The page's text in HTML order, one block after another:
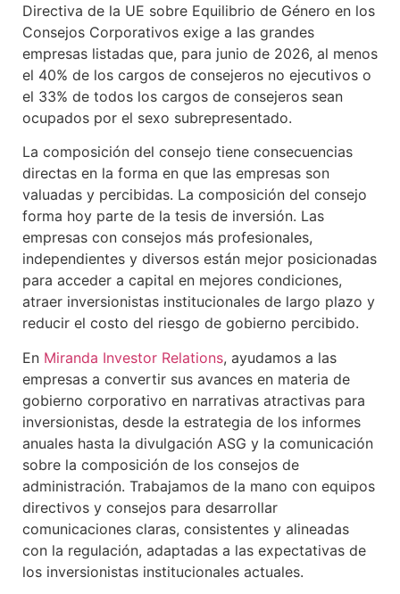
Directiva de la UE sobre Equilibrio de Género en los
Consejos Corporativos exige a las grandes
empresas listadas que, para junio de 2026, al menos
el 40% de los cargos de consejeros no ejecutivos o
el 33% de todos los cargos de consejeros sean
ocupados por el sexo subrepresentado.
La composición del consejo tiene consecuencias
directas en la forma en que las empresas son
valuadas y percibidas. La composición del consejo
forma hoy parte de la tesis de inversión. Las
empresas con consejos más profesionales,
independientes y diversos están mejor posicionadas
para acceder a capital en mejores condiciones,
atraer inversionistas institucionales de largo plazo y
reducir el costo del riesgo de gobierno percibido.
En Miranda Investor Relations, ayudamos a las
empresas a convertir sus avances en materia de
gobierno corporativo en narrativas atractivas para
inversionistas, desde la estrategia de los informes
anuales hasta la divulgación ASG y la comunicación
sobre la composición de los consejos de
administración. Trabajamos de la mano con equipos
directivos y consejos para desarrollar
comunicaciones claras, consistentes y alineadas
con la regulación, adaptadas a las expectativas de
los inversionistas institucionales actuales.